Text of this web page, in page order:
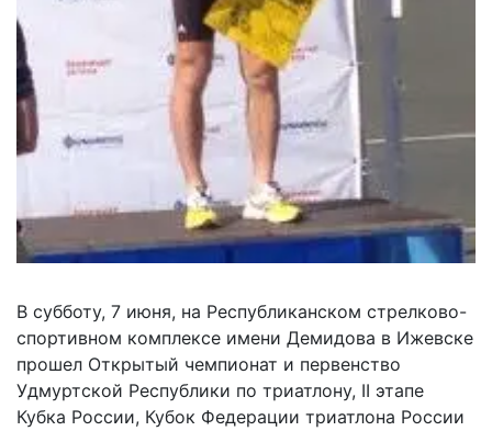
В субботу, 7 июня, на Республиканском стрелково-
спортивном комплексе имени Демидова в Ижевске
прошел Открытый чемпионат и первенство
Удмуртской Республики по триатлону, II этапе
Кубка России, Кубок Федерации триатлона России